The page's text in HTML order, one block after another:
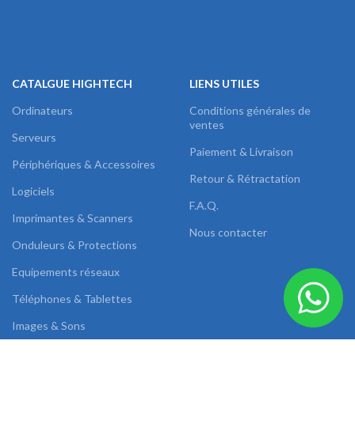
CATALGUE HIGHTECH
Ordinateurs
Serveurs
Périphériques & Accessoires
Logiciels
Imprimantes & Scanners
Onduleurs & Protections
Equipements réseaux
Téléphones & Tablettes
Images & Sons
LIENS UTILES
Conditions générales de
ventes
Paiement & Livraison
Retour & Rétractation
F.A.Q.
Nous contacter